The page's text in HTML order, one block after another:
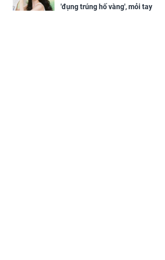
'đụng trúng hố vàng', mỏi tay